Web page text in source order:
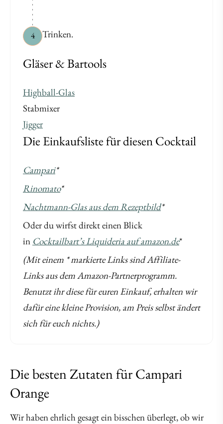
4 Trinken.
Gläser & Bartools
Highball-Glas
Stabmixer
Jigger
Die Einkaufsliste für diesen Cocktail
Campari*
Rinomato*
Nachtmann-Glas aus dem Rezeptbild*
Oder du wirfst direkt einen Blick
in Cocktailbart’s Liquideria auf amazon.de*
(Mit einem * markierte Links sind Affiliate-
Links aus dem Amazon-Partnerprogramm.
Benutzt ihr diese für euren Einkauf, erhalten wir
dafür eine kleine Provision, am Preis selbst ändert
sich für euch nichts.)
Die besten Zutaten für Campari
Orange
Wir haben ehrlich gesagt ein bisschen überlegt, ob wir